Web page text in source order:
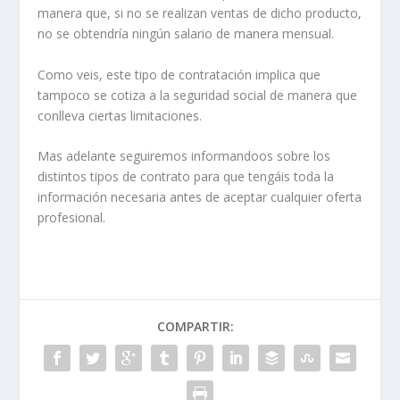
manera que, si no se realizan ventas de dicho producto,
no se obtendría ningún salario de manera mensual.
Como veis, este tipo de contratación implica que
tampoco se cotiza a la seguridad social de manera que
conlleva ciertas limitaciones.
Mas adelante seguiremos informandoos sobre los
distintos tipos de contrato para que tengáis toda la
información necesaria antes de aceptar cualquier oferta
profesional.
COMPARTIR: